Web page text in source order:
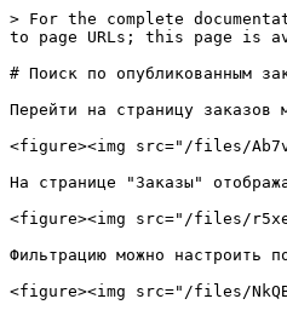
> For the complete
to page URLs; this page is
# Поиск по опубликованным
Перейти на страницу
<figure><img src="/files/
На странице "Заказы"
<figure><img src="/files/
Фильтрацию можно настроить
<figure><img src="/files/